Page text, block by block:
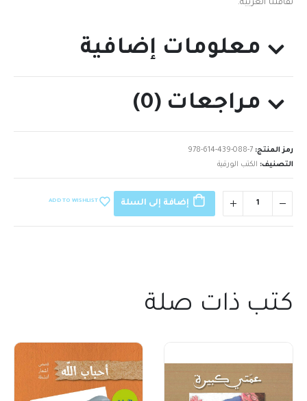
ثقافتنا العربية.
معلومات إضافية
مراجعات (0)
رمز المنتج: 978-614-439-088-7
التصنيف: الكتب الورقية
إضافة إلى السلة ADD TO WISHLIST
كتب ذات صلة